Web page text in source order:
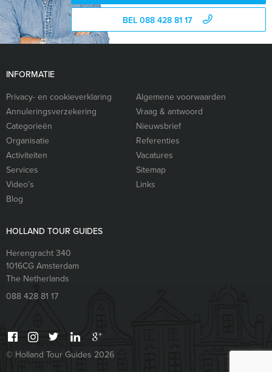
BEL 088 428 81 17
INFORMATIE
Privacy- en cookieverklaring
Algemene voorwaarden
Annuleringsverzekering
Vraag & antwoord
Categorieën
Nieuwsbrief
Organisatie
Referenties
Activiteiten
Vacatures
Services
Sitemap
Video’s
Links
Blog
HOLLAND TOUR GUIDES
Herengracht 340
1016CG Amsterdam
The Netherlands
088 428 81 17
© Holland Tour Guides 2026